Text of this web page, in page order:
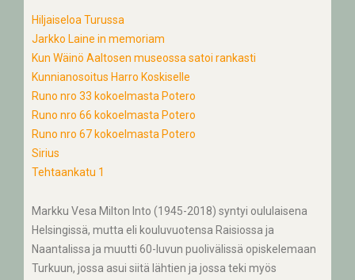
Hiljaiseloa Turussa
Jarkko Laine in memoriam
Kun Wäinö Aaltosen museossa satoi rankasti
Kunnianosoitus Harro Koskiselle
Runo nro 33 kokoelmasta Potero
Runo nro 66 kokoelmasta Potero
Runo nro 67 kokoelmasta Potero
Sirius
Tehtaankatu 1
Markku Vesa Milton Into (1945-2018) syntyi oululaisena
Helsingissä, mutta eli kouluvuotensa Raisiossa ja
Naantalissa ja muutti 60-luvun puolivälissä opiskelemaan
Turkuun, jossa asui siitä lähtien ja jossa teki myös